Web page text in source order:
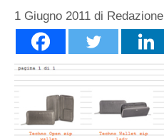
1 Giugno 2011 di Redazione